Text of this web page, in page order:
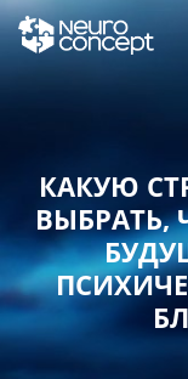
КАКУЮ
ВЫБРАТЬ,